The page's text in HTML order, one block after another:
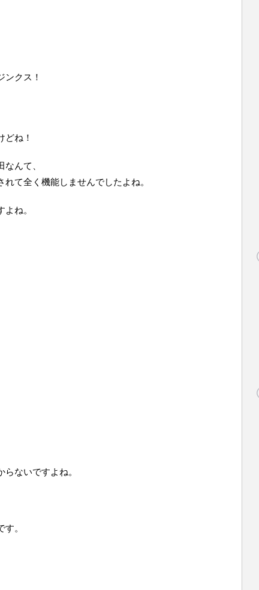
ンクス！
どね！
んて、
て全く機能しませんでしたよね。
ね。
ないですよね。
。